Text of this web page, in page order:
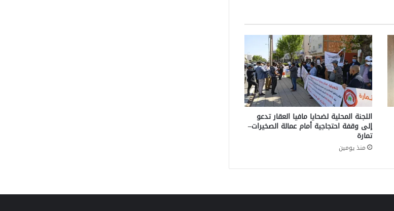
اللجنة المحلية لضحايا مافيا العقار تدعو
إلى وقفة احتجاجية أمام عمالة الصخيرات–
تمارة
منذ يومين